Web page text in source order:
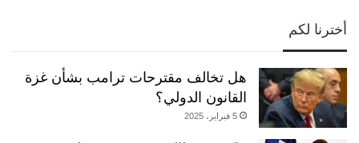
أخترنا لكم
هل تخالف مقترحات ترامب بشأن غزة
القانون الدولي؟
5 فبراير، 2025